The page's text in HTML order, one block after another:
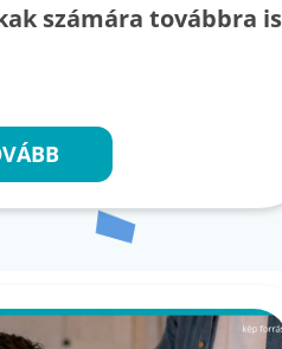
számára továbbra is